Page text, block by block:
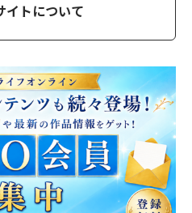
イトについて